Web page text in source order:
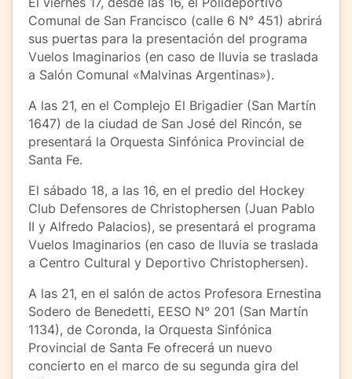
Comunal de San Francisco (calle 6 N° 451) abrirá
sus puertas para la presentación del programa
Vuelos Imaginarios (en caso de lluvia se traslada
a Salón Comunal «Malvinas Argentinas»).
A las 21, en el Complejo El Brigadier (San Martín
1647) de la ciudad de San José del Rincón, se
presentará la Orquesta Sinfónica Provincial de
Santa Fe.
El sábado 18, a las 16, en el predio del Hockey
Club Defensores de Christophersen (Juan Pablo
II y Alfredo Palacios), se presentará el programa
Vuelos Imaginarios (en caso de lluvia se traslada
a Centro Cultural y Deportivo Christophersen).
A las 21, en el salón de actos Profesora Ernestina
Sodero de Benedetti, EESO N° 201 (San Martín
1134), de Coronda, la Orquesta Sinfónica
Provincial de Santa Fe ofrecerá un nuevo
concierto en el marco de su segunda gira del